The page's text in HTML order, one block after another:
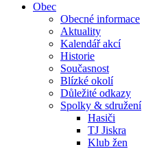
Obec
Obecné informace
Aktuality
Kalendář akcí
Historie
Současnost
Blízké okolí
Důležité odkazy
Spolky & sdružení
Hasiči
TJ Jiskra
Klub žen